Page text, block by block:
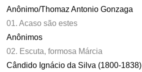
Anônimo/Thomaz Antonio Gonzaga
01. Acaso são estes
Anônimos
02. Escuta, formosa Márcia
Cândido Ignácio da Silva (1800-1838)